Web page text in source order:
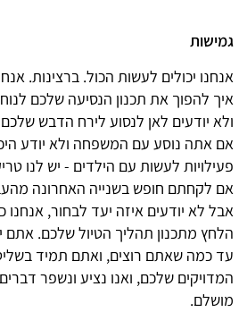
גמישות
אנחנו יכולים לעשות הכול. ברצינות.
איך להפוך את תכנון הנסיעה שלכם
ולא יודעים לאן לנסוע לירח הדבש שלכם
אם אתה נוסע עם המשפחה ולא יודע היכן
פעילויות לעשות עם הילדים - יש לנו
אם לקחתם חופש בשנייה האחרונה
אבל לא יודעים איזה יעד לבחור, אנחנו
הלחץ מתכנון תהליך הטיול שלכם. אתם
עד כמה שאתם רוצים, ואתם תמיד
המדויקים שלכם, ואנו נציע ונשפר
מושלם.